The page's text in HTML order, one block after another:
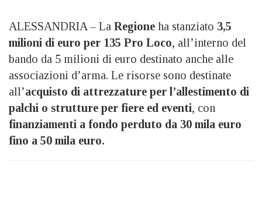
ALESSANDRIA – La Regione ha stanziato 3,5
milioni di euro per 135 Pro Loco, all’interno del
bando da 5 milioni di euro destinato anche alle
associazioni d’arma. Le risorse sono destinate
all’acquisto di attrezzature per l’allestimento di
palchi o strutture per fiere ed eventi, con
finanziamenti a fondo perduto da 30 mila euro
fino a 50 mila euro.